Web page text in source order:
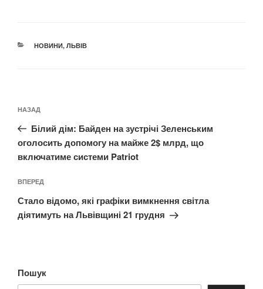
КАТЕГОРІЇ
НОВИНИ, ЛЬВІВ
записів
Попередній
запис:
НАЗАД
Білий дім: Байден на зустрічі Зеленським
оголосить допомогу на майже 2$ млрд, що
включатиме системи Patriot
Наступний
запис
ВПЕРЕД
Стало відомо, які графіки вимкнення світла
діятимуть на Львівщині 21 грудня
Пошук